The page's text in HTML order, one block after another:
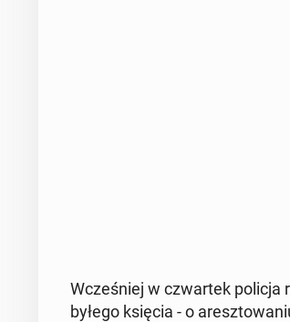
Wcze­śniej w czwar­tek policja
byłego księcia - o